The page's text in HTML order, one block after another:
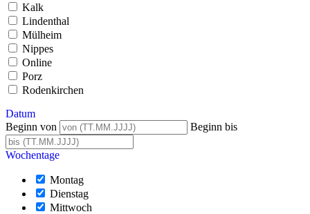
Kalk
Lindenthal
Mülheim
Nippes
Online
Porz
Rodenkirchen
Datum
Beginn von
Beginn bis
Wochentage
Montag
Dienstag
Mittwoch